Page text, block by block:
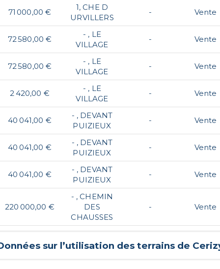
71 000,00 €
1, CHE D
URVILLERS
- Vente
72 580,00 €
- , LE
VILLAGE
- Vente
72 580,00 €
- , LE
VILLAGE
- Vente
2 420,00 €
- , LE
VILLAGE
- Vente
40 041,00 €
- , DEVANT
PUIZIEUX
- Vente
40 041,00 €
- , DEVANT
PUIZIEUX
- Vente
40 041,00 €
- , DEVANT
PUIZIEUX
- Vente
220 000,00 €
- , CHEMIN
DES
CHAUSSES
- Vente
sur l’utilisation des terrains de